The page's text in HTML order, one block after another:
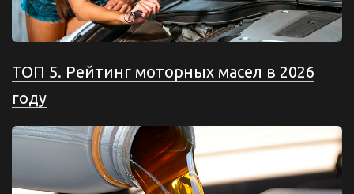
ТОП 5. Рейтинг моторных масел в 2026
году